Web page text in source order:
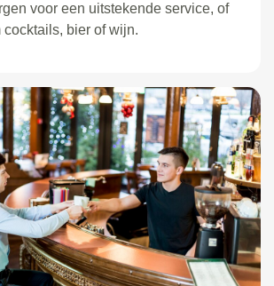
voor een uitstekende service, of
cocktails, bier of wijn.